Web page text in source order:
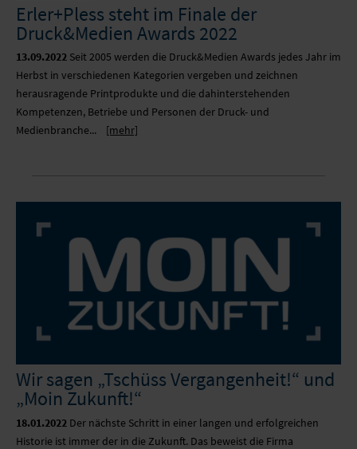
Erler+Pless steht im Finale der
Druck&Medien Awards 2022
13.09.2022 Seit 2005 werden die Druck&Medien Awards jedes Jahr im
Herbst in verschiedenen Kategorien vergeben und zeichnen
herausragende Printprodukte und die dahinterstehenden
Kompetenzen, Betriebe und Personen der Druck- und
Medienbranche...
[mehr]
Wir sagen „Tschüss Vergangenheit!“ und
„Moin Zukunft!“
18.01.2022 Der nächste Schritt in einer langen und erfolgreichen
Historie ist immer der in die Zukunft. Das beweist die Firma